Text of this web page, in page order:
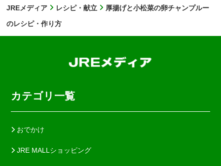
JREメディア レシピ・献立
厚揚げと小松菜の卵チャンプルー
のレシピ・作り方
カテゴリ一覧
おでかけ
JRE MALLショッピング